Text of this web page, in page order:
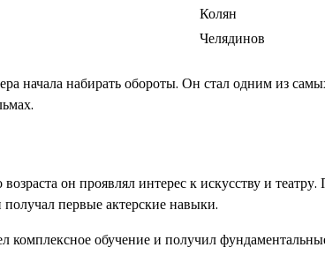
Колян
Челядинов
начала набирать обороты. Он стал одним из
он проявлял интерес к искусству и
получал первые актерские навыки.
комплексное обучение и получил